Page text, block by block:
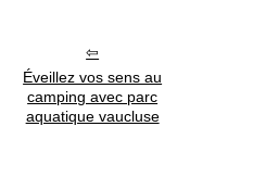
Éveillez vos sens au
camping avec parc
aquatique vaucluse